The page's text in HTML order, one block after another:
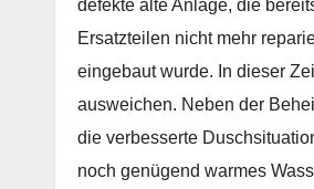
defekte alte Anlage, die
Ersatzteilen nicht mehr
eingebaut wurde. In dieser
ausweichen. Neben der
die verbesserte
noch genügend warmes